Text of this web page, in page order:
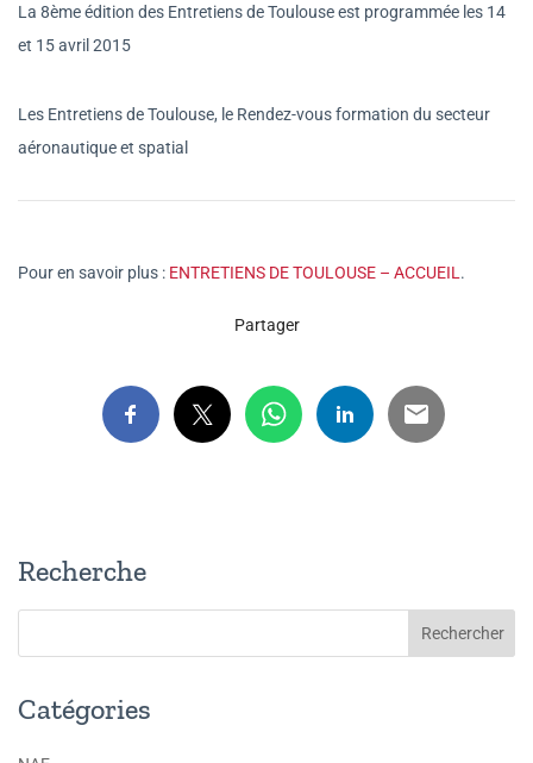
La 8ème édition des Entretiens de Toulouse est programmée les 14
et 15 avril 2015
Les Entretiens de Toulouse, le Rendez-vous formation du secteur
aéronautique et spatial
Pour en savoir plus : ENTRETIENS DE TOULOUSE – ACCUEIL .
Partager
Recherche
Catégories